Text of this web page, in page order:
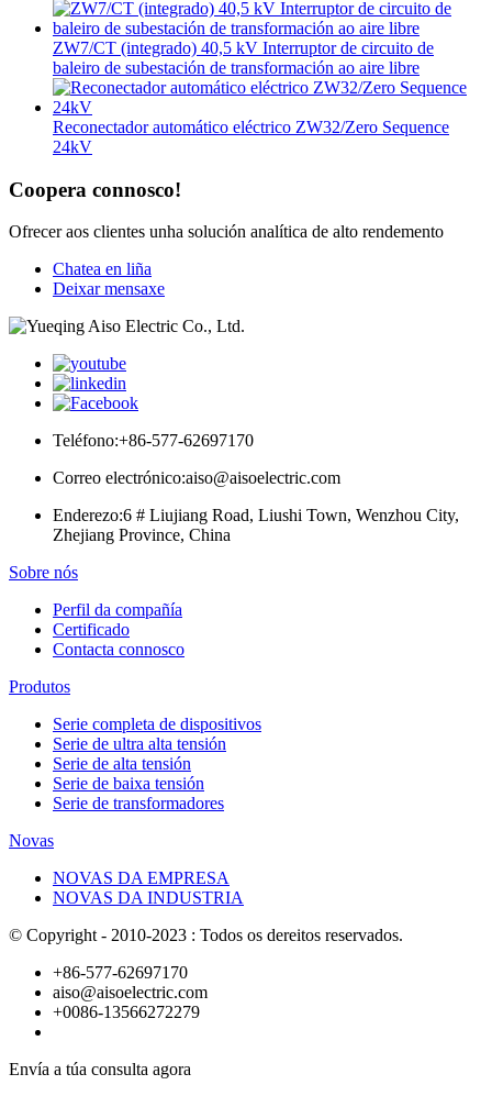
ZW7/CT (integrado) 40,5 kV Interruptor de circuito de
baleiro de subestación de transformación ao aire libre
Reconectador automático eléctrico ZW32/Zero Sequence
24kV
Coopera connosco!
Ofrecer aos clientes unha solución analítica de alto rendemento
Chatea en liña
Deixar mensaxe
Teléfono:+86-577-62697170
Correo electrónico:aiso@aisoelectric.com
Enderezo:6 # Liujiang Road, Liushi Town, Wenzhou City,
Zhejiang Province, China
Sobre nós
Perfil da compañía
Certificado
Contacta connosco
Produtos
Serie completa de dispositivos
Serie de ultra alta tensión
Serie de alta tensión
Serie de baixa tensión
Serie de transformadores
Novas
NOVAS DA EMPRESA
NOVAS DA INDUSTRIA
© Copyright - 2010-2023 : Todos os dereitos reservados.
+86-577-62697170
aiso@aisoelectric.com
+0086-13566272279
Envía a túa consulta agora